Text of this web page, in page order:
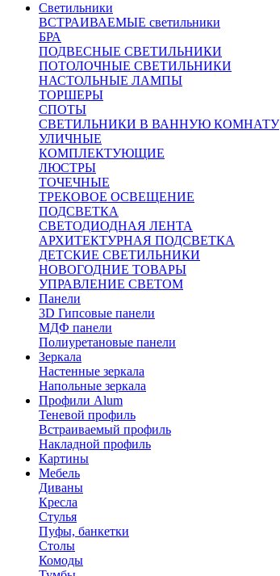
Светильники
ВСТРАИВАЕМЫЕ светильники
БРА
ПОДВЕСНЫЕ СВЕТИЛЬНИКИ
ПОТОЛОЧНЫЕ СВЕТИЛЬНИКИ
НАСТОЛЬНЫЕ ЛАМПЫ
ТОРШЕРЫ
СПОТЫ
СВЕТИЛЬНИКИ В ВАННУЮ КОМНАТУ
УЛИЧНЫЕ
КОМПЛЕКТУЮЩИЕ
ЛЮСТРЫ
ТОЧЕЧНЫЕ
ТРЕКОВОЕ ОСВЕЩЕНИЕ
ПОДСВЕТКА
СВЕТОДИОДНАЯ ЛЕНТА
АРХИТЕКТУРНАЯ ПОДСВЕТКА
ДЕТСКИЕ СВЕТИЛЬНИКИ
НОВОГОДНИЕ ТОВАРЫ
УПРАВЛЕНИЕ СВЕТОМ
Панели
3D Гипсовые панели
МДФ панели
Полиуретановые панели
Зеркала
Настенные зеркала
Напольные зеркала
Профили Alum
Теневой профиль
Встраиваемый профиль
Накладной профиль
Картины
Мебель
Диваны
Кресла
Стулья
Пуфы, банкетки
Столы
Комоды